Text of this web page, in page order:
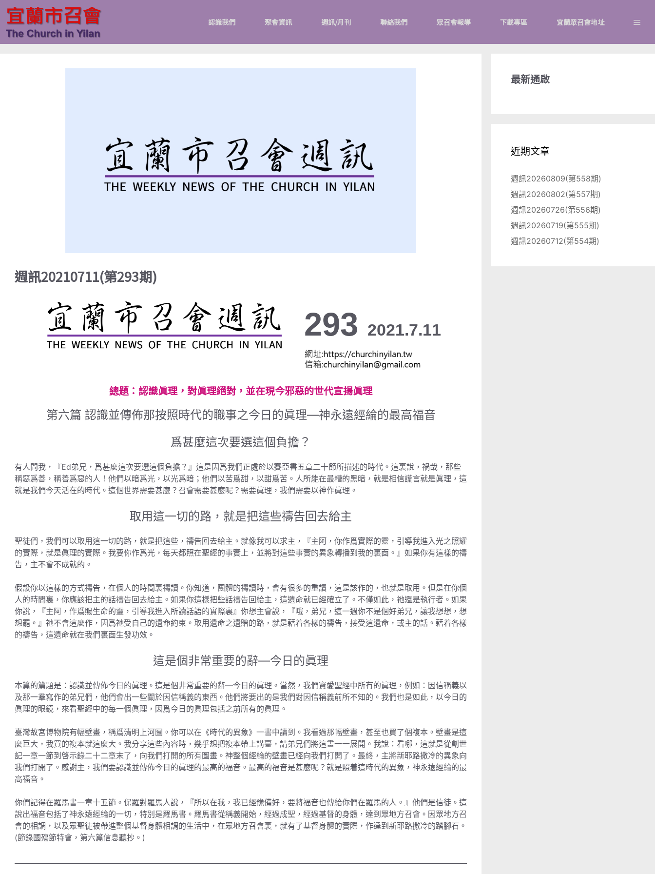
主
認識我們 聚會資訊 週訊/月刊 聯絡我們 眾召會報導 下載專區 宜蘭眾召會地址
週訊20210711(第293期)
293 2021.7.11
總題：認識眞理，對眞理絕對，並在現今邪惡的世代宣揚眞理
第六篇 認識並傳佈那按照時代的職事之今日的眞理—神永遠經綸的最高福音
爲甚麼這次要選這個負擔？
有人問我，『Ed弟兄，爲甚麼這次要選這個負擔？』這是因爲我們正處於以賽亞書五章二十節所描述的時代。這裏說，禍哉，那些
稱惡爲善，稱善爲惡的人！他們以暗爲光，以光爲暗；他們以苦爲甜，以甜爲苦。人所能在最糟的黑暗，就是相信謊言就是眞理，這
就是我們今天活在的時代。這個世界需要甚麼？召會需要甚麼呢？需要眞理，我們需要以神作眞理。
取用這一切的路，就是把這些禱告回去給主
聖徒們，我們可以取用這一切的路，就是把這些，禱告回去給主。就像我可以求主，『主阿，你作爲實際的靈，引導我進入光之照耀
的實際，就是眞理的實際。我要你作爲光，每天都照在聖經的事實上，並將對這些事實的異象轉播到我的裏面。』如果你有這樣的禱
告，主不會不成就的。
假設你以這樣的方式禱告，在個人的時間裏禱讀。你知道，團體的禱讀時，會有很多的重讀，這是該作的，也就是取用。但是在你個
人的時間裏，你應該把主的話禱告回去給主。如果你這樣把些話禱告回給主，這遺命就已經確立了。不僅如此，祂還是執行者。如果
你說，『主阿，作爲賜生命的靈，引導我進入所讀話語的實際裏』你想主會說，『哦，弟兄，這一週你不是個好弟兄，讓我想想，想
想罷。』祂不會這麼作，因爲祂受自己的遺命約束。取用遺命之遺贈的路，就是藉着各樣的禱告，接受這遺命，或主的話。藉着各樣
的禱告，這遺命就在我們裏面生發功效。
這是個非常重要的辭—今日的眞理
本篇的篇題是：認識並傳佈今日的眞理。這是個非常重要的辭—今日的眞理。當然，我們寶愛聖經中所有的眞理，例如：因信稱義以
及那一羣寫作的弟兄們，他們會出一些關於因信稱義的東西。他們將要出的是我們對因信稱義前所不知的。我們也是如此，以今日的
眞理的眼鏡，來看聖經中的每一個眞理，因爲今日的眞理包括之前所有的眞理。
臺灣故宮博物院有幅壁畫，稱爲清明上河圖。你可以在《時代的異象》一書中讀到。我看過那幅壁畫，甚至也買了個複本。壁畫是這
麼巨大，我買的複本就這麼大。我分享這些內容時，幾乎想把複本帶上講臺，請弟兄們將這畫一一展開。我說：看哪，這就是從創世
記一章一節到啓示錄二十二章末了，向我們打開的所有圖畫。神整個經綸的壁畫已經向我們打開了。最終，主將新耶路撒冷的異象向
我們打開了。感謝主，我們要認識並傳佈今日的眞理的最高的福音。最高的福音是甚麼呢？就是照着這時代的異象，神永遠經綸的最
高福音。
你們記得在羅馬書一章十五節。保羅對羅馬人說，『所以在我，我已經豫備好，要將福音也傳給你們在羅馬的人。』他們是信徒。這
說出福音包括了神永遠經綸的一切，特別是羅馬書。羅馬書從稱義開始，經過成聖，經過基督的身體，達到眾地方召會。因眾地方召
會的相調，以及眾聖徒被帶進整個基督身體相調的生活中，在眾地方召會裏，就有了基督身體的實際，作達到新耶路撒冷的踏腳石。
(節錄國殤節特會，第六篇信息聽抄。)
最新通啟
近期文章
週訊20260809(第558期)
週訊20260802(第557期)
週訊20260726(第556期)
週訊20260719(第555期)
週訊20260712(第554期)